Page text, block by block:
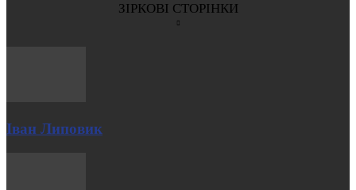
ЗІРКОВІ СТОРІНКИ
Іван Липовик